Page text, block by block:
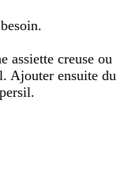
assiette creuse ou
Ajouter ensuite du